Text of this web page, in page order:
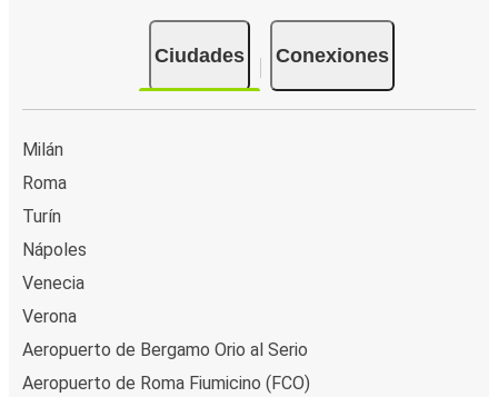
Ciudades Conexiones
Milán
Roma
Turín
Nápoles
Venecia
Verona
Aeropuerto de Bergamo Orio al Serio
Aeropuerto de Roma Fiumicino (FCO)